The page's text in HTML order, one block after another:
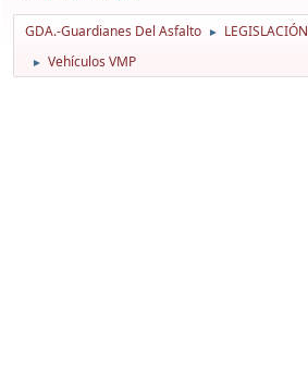
GDA.-Guardianes Del Asfalto ► LEGISLACIÓN
► Vehículos VMP